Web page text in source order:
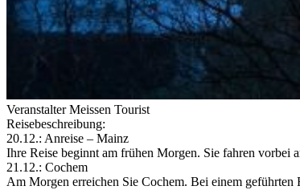
Veranstalter Meissen Tourist
Reisebeschreibung:
20.12.: Anreise – Mainz
Ihre Reise beginnt am frühen Morgen. Sie fahren vorbei
21.12.: Cochem
Am Morgen erreichen Sie Cochem. Bei einem